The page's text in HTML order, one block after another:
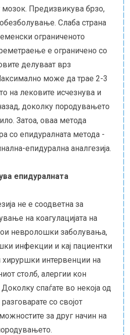
мозок. Предизвикува брзо,
Слаба страна
ограниченото
е ограничено со
делуваат врз
може да трае 2-3
на лековите исчезнува и
доколку породувањето
Затоа, оваа метода
со епидуралната метода -
епидурална аналгезија.
епидуралната
не е соодветна за
на коагулацијата на
невролошки заболувања,
инфекции и кај пациентки
интервенции на
столб, алергии кон
спаѓате во некоја од
со својот
за друг начин на